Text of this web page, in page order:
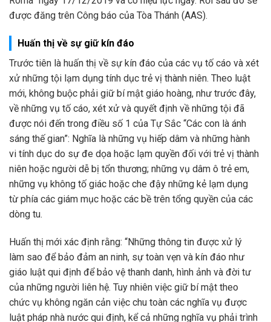
được đăng trên Công báo của Tòa Thánh (AAS).
Huấn thị về sự giữ kín đáo
Trước tiên là huấn thị về sự kín đáo của các vụ tố cáo và xét
xử những tội lạm dụng tính dục trẻ vị thành niên. Theo luật
mới, không buộc phải giữ bí mật giáo hoàng, như trước đây,
về những vụ tố cáo, xét xử và quyết định về những tội đã
được nói đến trong điều số 1 của Tự Sắc “Các con là ánh
sáng thế gian”: Nghĩa là những vụ hiếp dâm và những hành
vi tính dục do sự đe dọa hoặc lạm quyền đối với trẻ vị thành
niên hoặc người dễ bị tổn thương; những vụ dâm ô trẻ em,
những vụ không tố giác hoặc che đậy những kẻ lạm dụng
từ phía các giám mục hoặc các bề trên tổng quyền của các
dòng tu.
Huấn thị mới xác định rằng: “Những thông tin được xử lý
làm sao để bảo đảm an ninh, sự toàn vẹn và kín đáo như
giáo luật qui định để bảo vệ thanh danh, hình ảnh và đời tư
của những người liên hệ. Tuy nhiên việc giữ bí mật theo
chức vụ không ngăn cản việc chu toàn các nghĩa vụ được
luật pháp nhà nước qui định, kể cả những nghĩa vụ phải trình